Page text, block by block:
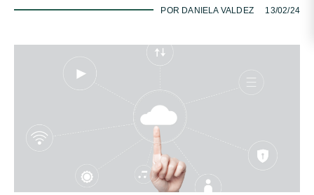
-
POR DANIELA VALDEZ 13/02/24